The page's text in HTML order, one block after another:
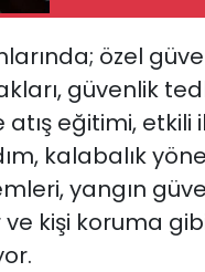
özel
güvenlik
atış eğitimi, etkili
kalabalık
yangın
kişi koruma